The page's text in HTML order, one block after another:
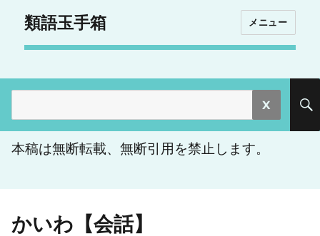
類語玉手箱 メニュー
索:
本稿は無断転載、無断引用を禁止します。
かいわ【会話】